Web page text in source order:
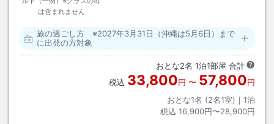
は含まれません
旅の過ごし方 ※2027年3月31日（沖縄は5月6日）まで
に出発の方対象
おとな2名 1泊1部屋 合計
税込 33,800円 〜 57,800円
おとな1名 (2名1室)｜ 1泊
税込 16,900円〜28,900円